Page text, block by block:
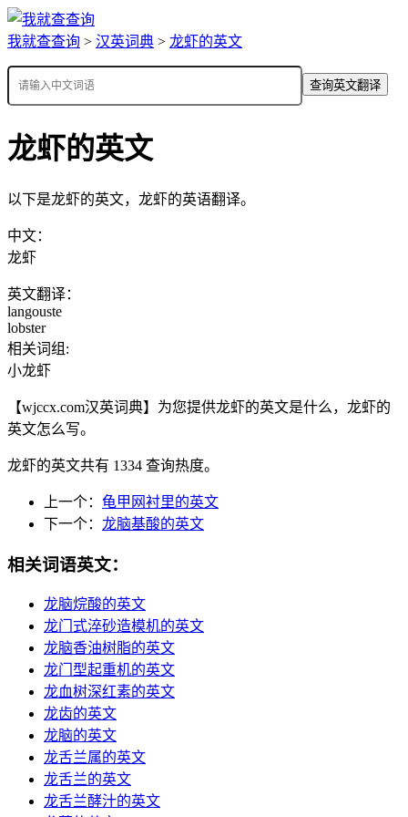
我就查查询 > 汉英词典 > 龙虾的英文
查询英文翻译
龙虾的英文
以下是龙虾的英文，龙虾的英语翻译。
中文：
龙虾
英文翻译：
langouste
lobster
相关词组:
小龙虾
【wjccx.com汉英词典】为您提供龙虾的英文是什么，龙虾的
英文怎么写。
龙虾的英文共有 1334 查询热度。
上一个： 龟甲网衬里的英文
下一个： 龙脑基酸的英文
相关词语英文：
龙脑烷酸的英文
龙门式淬砂造模机的英文
龙脑香油树脂的英文
龙门型起重机的英文
龙血树深红素的英文
龙齿的英文
龙脑的英文
龙舌兰属的英文
龙舌兰的英文
龙舌兰酵汁的英文